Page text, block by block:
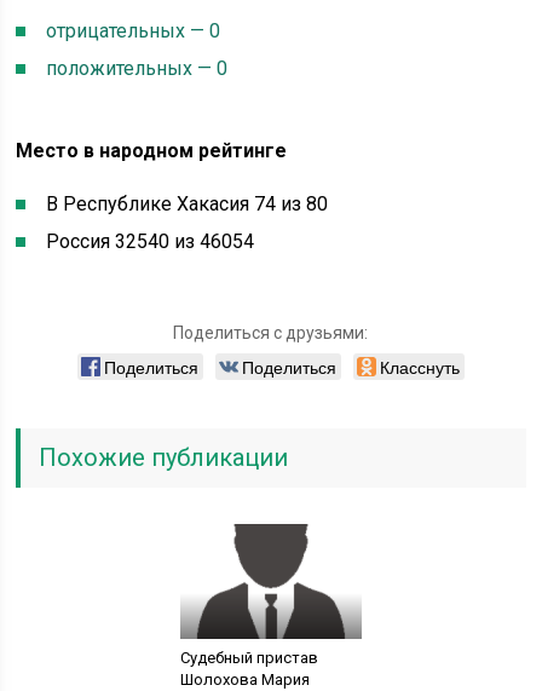
отрицательных — 0
положительных — 0
Место в народном рейтинге
В Республике Хакасия 74 из 80
Россия 32540 из 46054
Поделиться с друзьями:
Поделиться Поделиться Класснуть
Похожие публикации
Судебный пристав
Шолохова Мария